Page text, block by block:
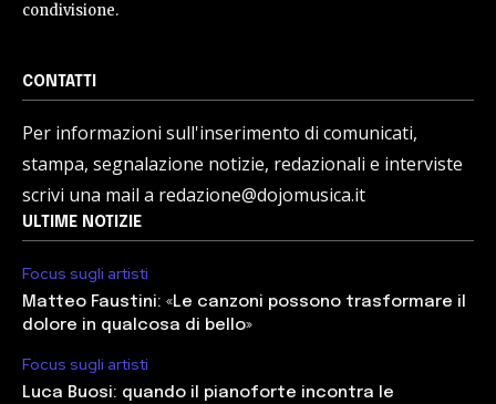
condivisione.
CONTATTI
Per informazioni sull'inserimento di comunicati,
stampa, segnalazione notizie, redazionali e interviste
scrivi una mail a redazione@dojomusica.it
ULTIME NOTIZIE
Focus sugli artisti
Matteo Faustini: «Le canzoni possono trasformare il
dolore in qualcosa di bello»
Focus sugli artisti
Luca Buosi: quando il pianoforte incontra le